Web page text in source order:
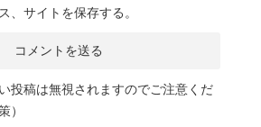
、サイトを保存する。
投稿は無視されますのでご注意くだ
）